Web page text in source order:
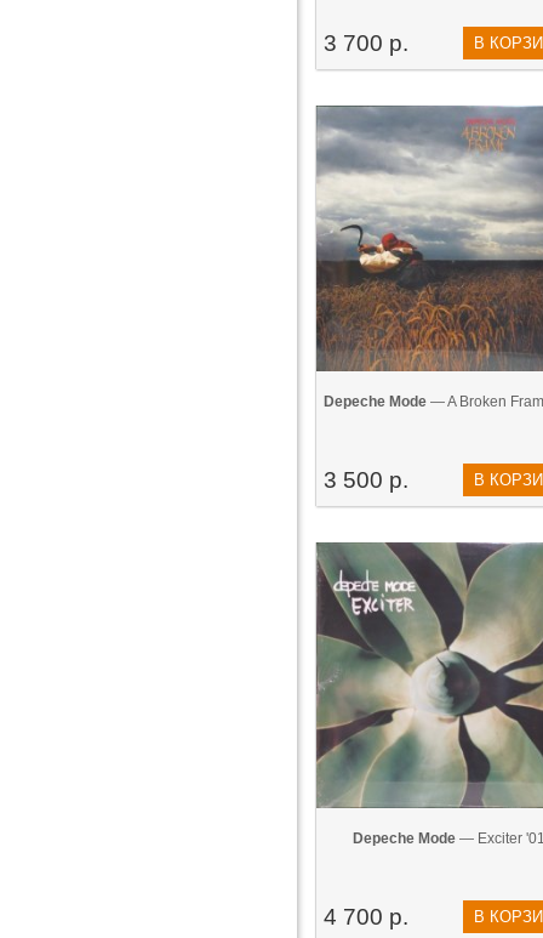
3 700 р. В
Depeche Mode— A Broken
3 500 р. В
Depeche Mode — Exciter
4 700 р. В